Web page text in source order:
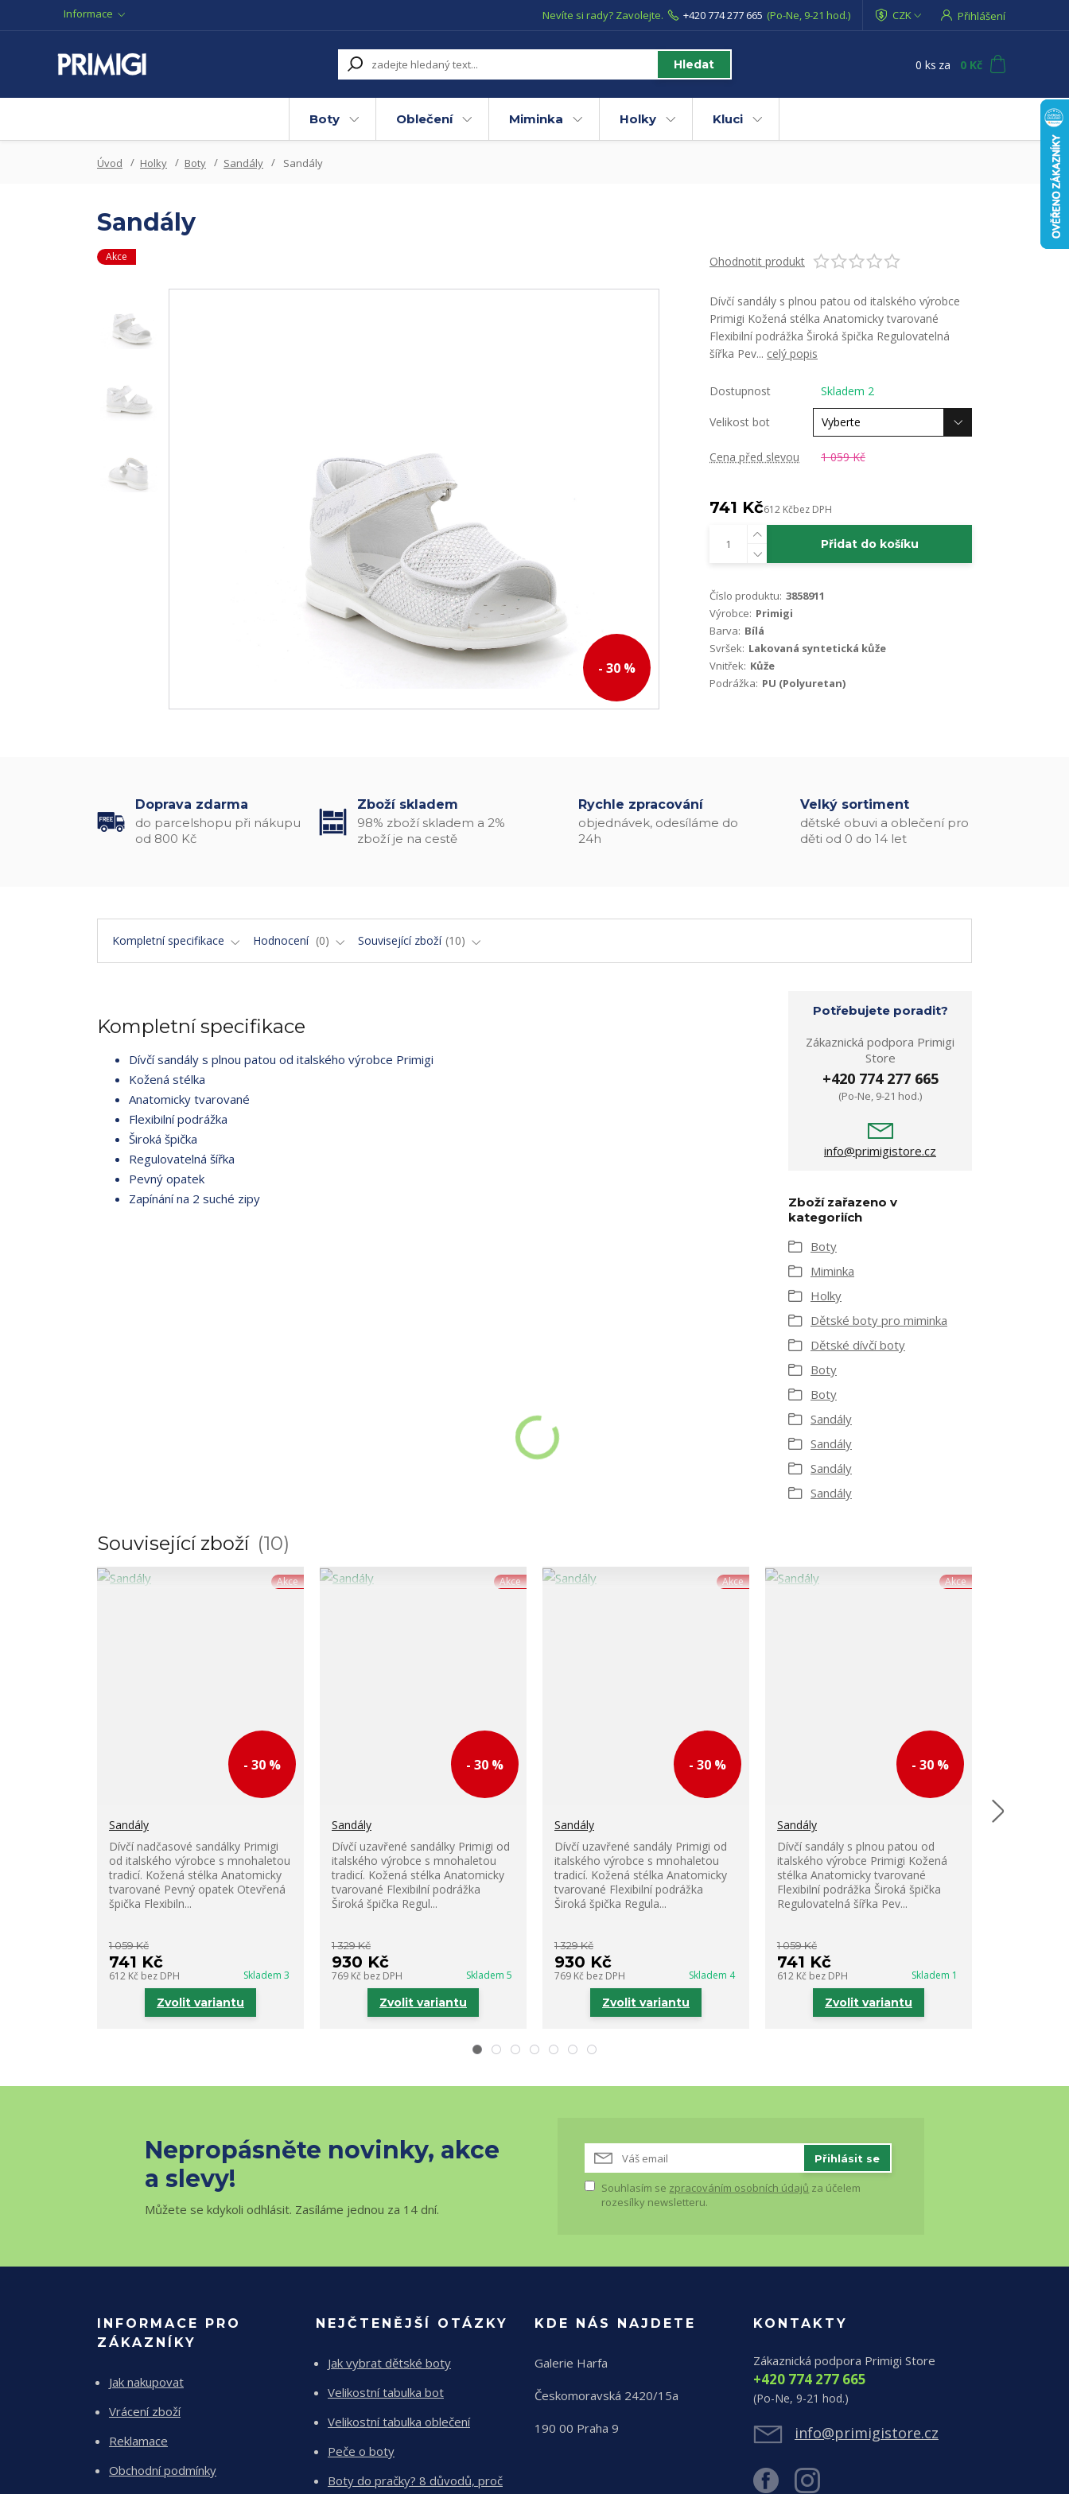
Informace CZK Přihlášení
Hledat
Nevíte si rady? Zavolejte. +420 774 277 665 (Po-Ne, 9-21 hod.)
0 ks za 0 Kč
Boty Oblečení Miminka Holky Kluci
Úvod Holky Boty Sandály Sandály
Sandály
Akce
- 30 %
Ohodnotit produkt
Dívčí sandály s plnou patou od italského výrobce
Primigi Kožená stélka Anatomicky tvarované
Flexibilní podrážka Široká špička Regulovatelná
šířka Pev... celý popis
Dostupnost Skladem 2
Velikost bot
Cena před slevou 1 059 Kč
741 Kč612 Kčbez DPH
Přidat do košíku
Číslo produktu: 3858911
Výrobce: Primigi
Barva: Bílá
Svršek: Lakovaná syntetická kůže
Vnitřek: Kůže
Podrážka: PU (Polyuretan)
Doprava zdarma
do parcelshopu při nákupu
od 800 Kč
Zboží skladem
98% zboží skladem a 2%
zboží je na cestě
Rychle zpracování
objednávek, odesíláme do
24h
Velký sortiment
dětské obuvi a oblečení pro
děti od 0 do 14 let
Kompletní specifikace Hodnocení 0 Související zboží 10
Kompletní specifikace
Dívčí sandály s plnou patou od italského výrobce Primigi
Kožená stélka
Anatomicky tvarované
Flexibilní podrážka
Široká špička
Regulovatelná šířka
Pevný opatek
Zapínání na 2 suché zipy
Potřebujete poradit?
Zákaznická podpora Primigi
Store
+420 774 277 665
(Po-Ne, 9-21 hod.)
info@primigistore.cz
Zboží zařazeno v
kategoriích
Boty
Miminka
Holky
Dětské boty pro miminka
Dětské dívčí boty
Boty
Boty
Sandály
Sandály
Sandály
Sandály
Související zboží 10
Akce
- 30 %
Sandály
Dívčí nadčasové sandálky Primigi
od italského výrobce s mnohaletou
tradicí. Kožená stélka Anatomicky
tvarované Pevný opatek Otevřená
špička Flexibiln...
1 059 Kč
741 Kč
612 Kč bez DPH Skladem 3
Zvolit variantu
Akce
- 30 %
Sandály
Dívčí uzavřené sandálky Primigi od
italského výrobce s mnohaletou
tradicí. Kožená stélka Anatomicky
tvarované Flexibilní podrážka
Široká špička Regul...
1 329 Kč
930 Kč
769 Kč bez DPH Skladem 5
Zvolit variantu
Akce
- 30 %
Sandály
Dívčí uzavřené sandály Primigi od
italského výrobce s mnohaletou
tradicí. Kožená stélka Anatomicky
tvarované Flexibilní podrážka
Široká špička Regula...
1 329 Kč
930 Kč
769 Kč bez DPH Skladem 4
Zvolit variantu
Akce
- 30 %
Sandály
Dívčí sandály s plnou patou od
italského výrobce Primigi Kožená
stélka Anatomicky tvarované
Flexibilní podrážka Široká špička
Regulovatelná šířka Pev...
1 059 Kč
741 Kč
612 Kč bez DPH Skladem 1
Zvolit variantu
Nepropásněte novinky, akce
a slevy!
Můžete se kdykoli odhlásit. Zasíláme jednou za 14 dní.
Přihlásit se
Souhlasím se zpracováním osobních údajů za účelem
rozesílky newsletteru.
INFORMACE PRO
ZÁKAZNÍKY
Jak nakupovat
Vrácení zboží
Reklamace
Obchodní podmínky
NEJČTENĚJŠÍ OTÁZKY
Jak vybrat dětské boty
Velikostní tabulka bot
Velikostní tabulka oblečení
Peče o boty
Boty do pračky? 8 důvodů, proč
KDE NÁS NAJDETE
Galerie Harfa
Českomoravská 2420/15a
190 00 Praha 9
KONTAKTY
Zákaznická podpora Primigi Store
+420 774 277 665
(Po-Ne, 9-21 hod.)
info@primigistore.cz